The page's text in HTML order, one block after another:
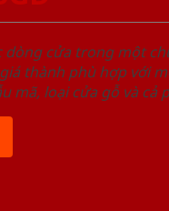
cửa trong một
thành phù hợp với
mã, loại cửa gỗ và cả